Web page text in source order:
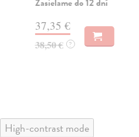
Zasielame do 12 dní
37,35 €
38,50 € ?
High-contrast mode